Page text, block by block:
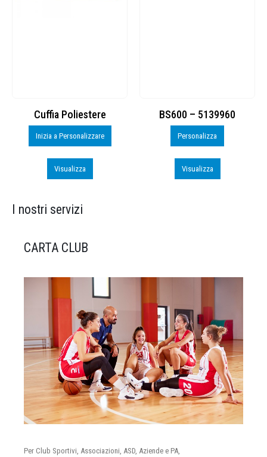
Cuffia Poliestere
Inizia a Personalizzare
Visualizza
BS600 – 5139960
Personalizza
Visualizza
I nostri servizi
CARTA CLUB
Per Club Sportivi, Associazioni, ASD, Aziende e PA,